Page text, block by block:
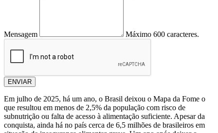
Mensagem Máximo 600 caracteres.
ENVIAR
Em julho de 2025, há um ano, o Brasil deixou o Mapa da Fome o
que resultou em menos de 2,5% da população com risco de
subnutrição ou falta de acesso à alimentação suficiente. Apesar da
conquista, ainda há no país cerca de 6,5 milhões de brasileiros em